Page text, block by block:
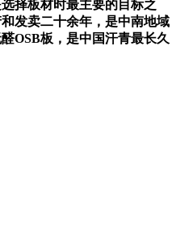
择板材时最主要的目标之
发卖二十余年，是中南地域
OSB板，是中国汗青最长久